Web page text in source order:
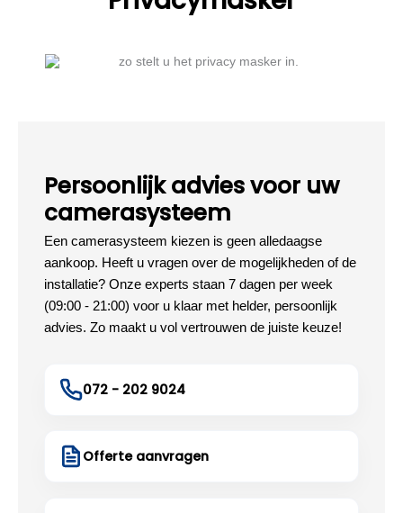
Persoonlijk advies voor uw
camerasysteem
Een camerasysteem kiezen is geen alledaagse
aankoop. Heeft u vragen over de mogelijkheden of de
installatie? Onze experts staan 7 dagen per week
(09:00 - 21:00) voor u klaar met helder, persoonlijk
advies. Zo maakt u vol vertrouwen de juiste keuze!
072 - 202 9024
Offerte aanvragen